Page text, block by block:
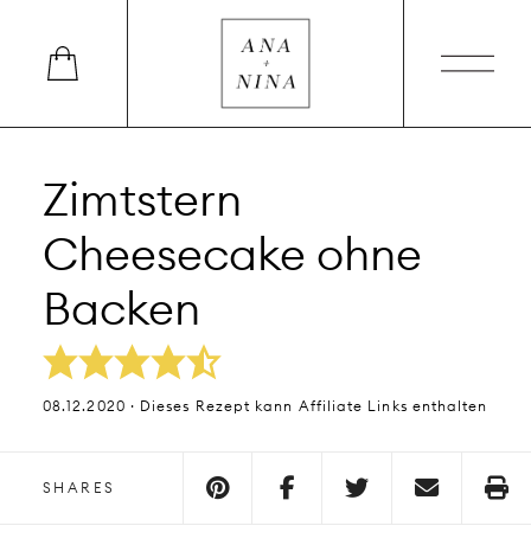
Zimtstern
Cheesecake ohne
Backen
08.12.2020 · Dieses Rezept kann Affiliate Links enthalten
SHARES